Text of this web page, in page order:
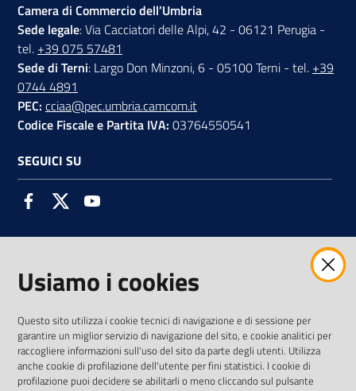
Camera di Commercio dell’Umbria
Sede legale: Via Cacciatori delle Alpi, 42 - 06121 Perugia -
tel. +39 075 57481
Sede di Terni: Largo Don Minzoni, 6 - 05100 Terni - tel. +39
0744 4891
PEC: cciaa@pec.umbria.camcom.it
Codice Fiscale e Partita IVA: 03764550541
SEGUICI SU
FacebookTwitter
AMMINISTRAZIONE TRASPARENTE INTERCAM S.C.A.R.L.
Vai alla pagina
Usiamo i cookies
Questo sito utilizza i cookie tecnici di navigazione e di sessione per
garantire un miglior servizio di navigazione del sito, e cookie analitici per
raccogliere informazioni sull'uso del sito da parte degli utenti. Utilizza
anche cookie di profilazione dell'utente per fini statistici. I cookie di
profilazione puoi decidere se abilitarli o meno cliccando sul pulsante